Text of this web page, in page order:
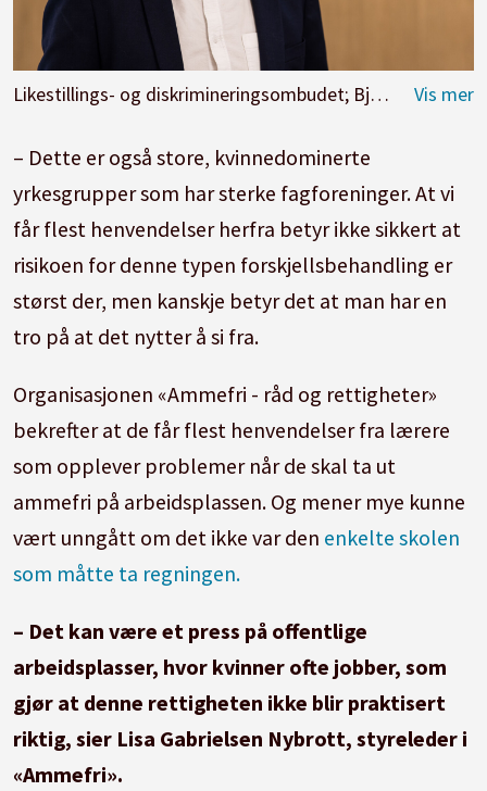
Likestillings- og diskrimineringsombudet; Bjørn Erik Thon
– Dette er også store, kvinnedominerte
yrkesgrupper som har sterke fagforeninger. At vi
får flest henvendelser herfra betyr ikke sikkert at
risikoen for denne typen forskjellsbehandling er
størst der, men kanskje betyr det at man har en
tro på at det nytter å si fra.
Organisasjonen «Ammefri - råd og rettigheter»
bekrefter at de får flest henvendelser fra lærere
som opplever problemer når de skal ta ut
ammefri på arbeidsplassen. Og mener mye kunne
vært unngått om det ikke var den enkelte skolen
som måtte ta regningen.
– Det kan være et press på offentlige
arbeidsplasser, hvor kvinner ofte jobber, som
gjør at denne rettigheten ikke blir praktisert
riktig, sier Lisa Gabrielsen Nybrott, styreleder i
«Ammefri».